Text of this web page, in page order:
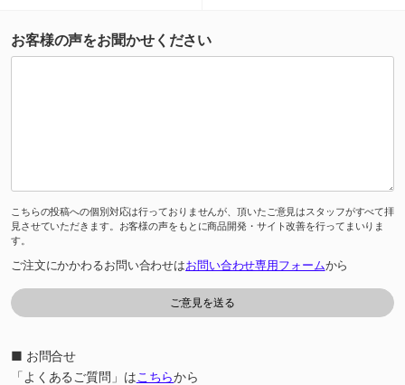
お客様の声をお聞かせください
こちらの投稿への個別対応は行っておりませんが、頂いたご意見はスタッフがすべて拝
見させていただきます。お客様の声をもとに商品開発・サイト改善を行ってまいりま
す。
ご注文にかかわるお問い合わせはお問い合わせ専用フォームから
■ お問合せ
「よくあるご質問」はこちらから